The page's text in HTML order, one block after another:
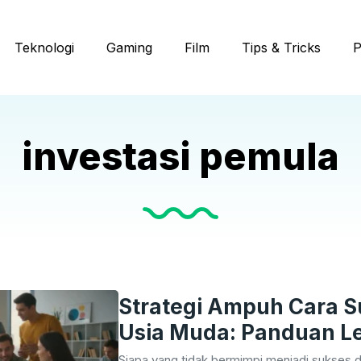
Teknologi Gaming Film Tips & Tricks
investasi pemula
Strategi Ampuh Cara
Usia Muda: Panduan